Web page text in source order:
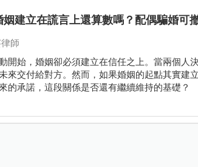
姻建立在謊言上還算數嗎？配偶騙婚可
師
開始，婚姻卻必須建立在信任之上。當兩個人
來交付給對方。然而，如果婚姻的起點其實建
的承諾，這段關係是否還有繼續維持的基礎？